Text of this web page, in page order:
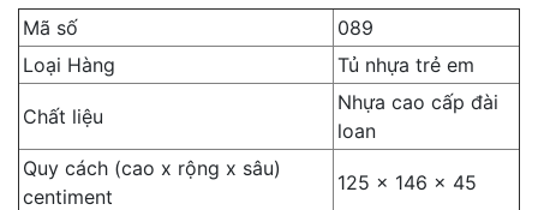
Mã số
089
Loại Hàng
Tủ nhựa trẻ em
Chất liệu
Nhựa cao cấp đài
loan
Quy cách (cao x rộng x sâu)
centiment
125 x 146 x 45